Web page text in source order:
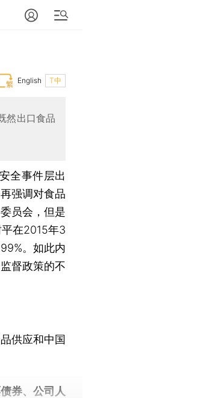
T中
English
然出口食品
全事件层出
强调对食品
员会，但是
在2015年3
。如此内
督政策的不
供应和中国
券、公司人